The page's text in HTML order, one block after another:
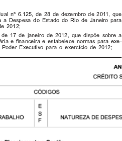
nº 6.125, de 28 de dezembro de 2011, que
a Despesa do Estado do Rio de Janeiro para
2012;
17 de janeiro de 2012, que dispõe sobre a
e financeira e estabelece normas para exe-
Executivo para o exercício de 2012;